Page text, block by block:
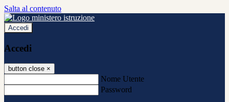
Salta al contenuto
Accedi
Accedi
button close ×
Nome Utente
Password